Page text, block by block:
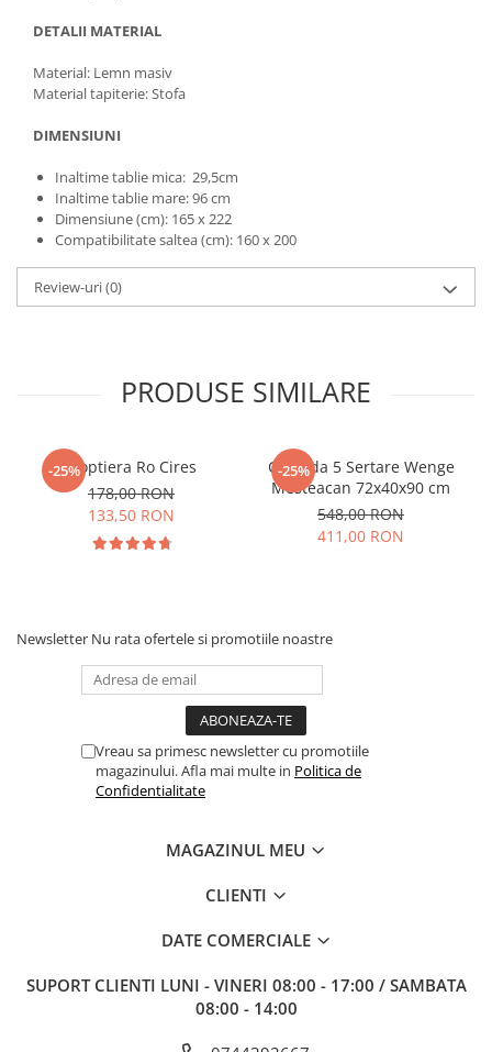
DETALII MATERIAL
Material: Lemn masiv
Material tapiterie: Stofa
DIMENSIUNI
Inaltime tablie mica: 29,5cm
Inaltime tablie mare: 96 cm
Dimensiune (cm): 165 x 222
Compatibilitate saltea (cm): 160 x 200
Review-uri(0)
PRODUSE SIMILARE
-25%Noptiera Ro Cires
178,00 RON
133,50 RON
-25%
Comoda 5 Sertare Wenge
Mesteacan 72x40x90 cm
548,00 RON
411,00 RON
Newsletter Nu rata ofertele si promotiile noastre
Vreau sa primesc newsletter cu promotiile
magazinului. Afla mai multe in Politica de
Confidentialitate
MAGAZINUL MEU
CLIENTI
DATE COMERCIALE
SUPORT CLIENTI LUNI - VINERI 08:00 - 17:00 / SAMBATA
08:00 - 14:00